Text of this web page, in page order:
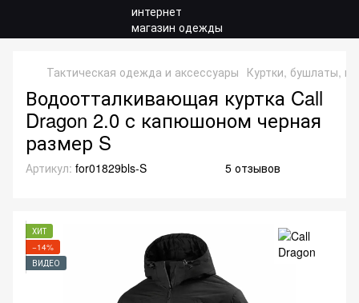
Тактическая одежда и аксессуары Куртки, бушлаты,
Водоотталкивающая куртка Call
Dragon 2.0 с капюшоном черная
размер S
Артикул: for01829bls-S 5 отзывов
ХИТ
−14%
ВИДЕО